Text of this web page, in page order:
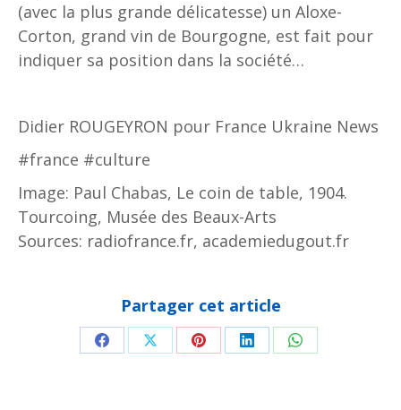
(avec la plus grande délicatesse) un Aloxe-
Corton, grand vin de Bourgogne, est fait pour
indiquer sa position dans la société…
Didier ROUGEYRON pour France Ukraine News
#france #culture
Image: Paul Chabas, Le coin de table, 1904.
Tourcoing, Musée des Beaux-Arts
Sources: radiofrance.fr, academiedugout.fr
Partager cet article
PartagerPartagerPartagerPartagerPartager